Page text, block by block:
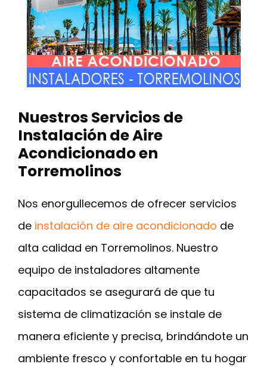
Nuestros Servicios de
Instalación de Aire
Acondicionado en
Torremolinos
Nos enorgullecemos de ofrecer servicios
de instalación de aire acondicionado de
alta calidad en Torremolinos. Nuestro
equipo de instaladores altamente
capacitados se asegurará de que tu
sistema de climatización se instale de
manera eficiente y precisa, brindándote un
ambiente fresco y confortable en tu hogar